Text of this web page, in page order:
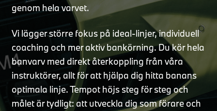
genom hela varvet.
Vi lägger större fokus på ideal-linjer, individuell
coaching och mer aktiv bankörning. Du kör hela
banvarv med direkt återkoppling från våra
instruktörer, allt för att hjälpa dig hitta banans
optimala linje. Tempot höjs steg för steg och
målet är tydligt: att utveckla dig som förare och